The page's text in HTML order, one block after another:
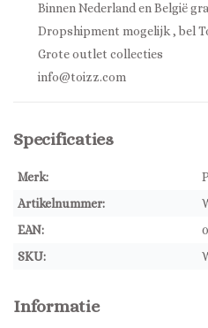
Binnen Nederland en België
Dropshipment mogelijk , bel
Grote outlet collecties
info@toizz.com
Specificaties
Merk:
Artikelnummer:
EAN:
SKU:
Informatie